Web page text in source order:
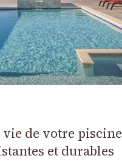
de votre
et durables